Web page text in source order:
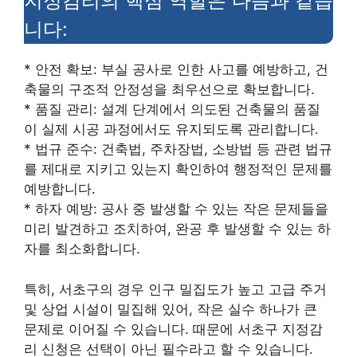
니다:
* 안전 확보: 부실 공사로 인한 사고를 예방하고, 건
축물의 구조적 안정성을 최우선으로 확보합니다.
* 품질 관리: 설계 단계에서 의도된 건축물의 품질
이 실제 시공 과정에서도 유지되도록 관리합니다.
* 법규 준수: 건축법, 주차장법, 소방법 등 관련 법규
를 제대로 지키고 있는지 확인하여 행정적인 문제를
예방합니다.
* 하자 예방: 공사 중 발생할 수 있는 작은 문제들을
미리 발견하고 조치하여, 완공 후 발생할 수 있는 하
자를 최소화합니다.
특히, 서초구의 경우 인구 밀집도가 높고 고급 주거
및 상업 시설이 밀집해 있어, 작은 실수 하나가 큰
문제로 이어질 수 있습니다. 때문에 서초구 지정감
리 신청은 선택이 아닌 필수라고 할 수 있습니다.